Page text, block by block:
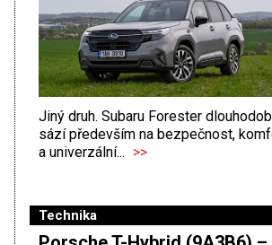
Jiný druh. Subaru Forester
sází především na bezpečnost,
a univerzální... >>
Technika